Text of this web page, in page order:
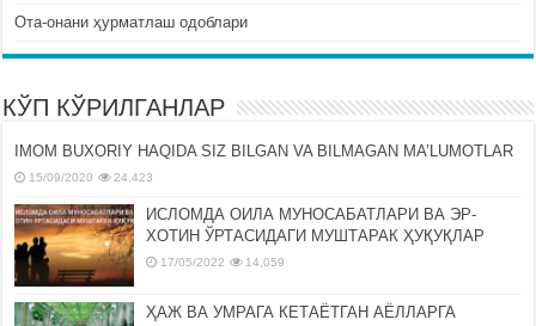
Ота-онани ҳурматлаш одоблари
КЎП КЎРИЛГАНЛАР
IMOM BUXORIY HAQIDA SIZ BILGAN VA BILMAGAN MA’LUMOTLAR
15/09/2020 24,423
ИСЛОМДА ОИЛА МУНОСАБАТЛАРИ ВА ЭР-
ХОТИН ЎРТАСИДАГИ МУШТАРАК ҲУҚУҚЛАР
17/05/2022 14,059
ҲАЖ ВА УМРАГА КЕТАЁТГАН АЁЛЛАРГА